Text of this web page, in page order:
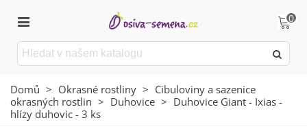
0
Domů > Okrasné rostliny > Cibuloviny a sazenice
okrasných rostlin > Duhovice > Duhovice Giant - Ixias -
hlízy duhovic - 3 ks